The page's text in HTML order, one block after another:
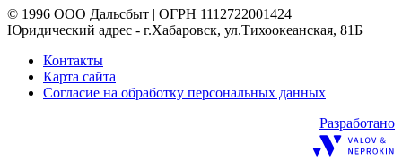
© 1996 ООО Дальсбыт | ОГРН 1112722001424
Юридический адрес - г.Хабаровск, ул.Тихоокеанская, 81Б
Контакты
Карта сайта
Согласие на обработку персональных данных
Разработано